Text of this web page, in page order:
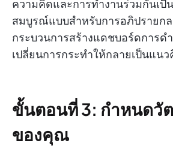
ความคิดและการทำงานร่วมกันเป็
สมบูรณ์แบบสำหรับการอภิปรายก
กระบวนการสร้างแดชบอร์ดการด
เปลี่ยนการกระทำให้กลายเป็นแนว
ขั้นตอนที่ 3: กำหนดวั
ของคุณ